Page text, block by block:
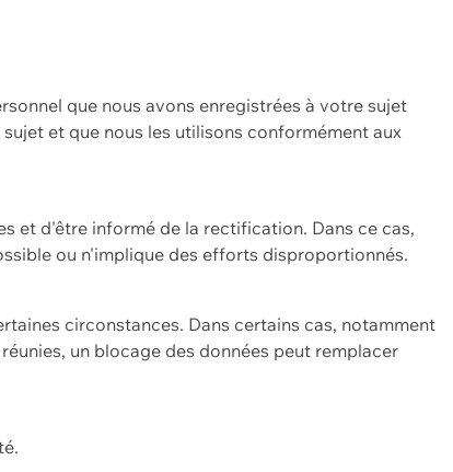
que nous avons enregistrées à votre sujet
et que nous les utilisons conformément aux
et d'être informé de la rectification. Dans ce cas,
ou n'implique des efforts disproportionnés.
circonstances. Dans certains cas, notamment
un blocage des données peut remplacer